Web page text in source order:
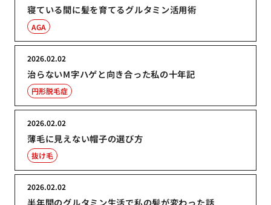
寝ている間に髪を育てるグルタミン活用術
AGA
治らないM字ハゲと向き合った私の十年記
2026.02.02
円形脱毛症
薄毛に見えない帽子の選び方
2026.02.02
抜け毛
2026.02.02